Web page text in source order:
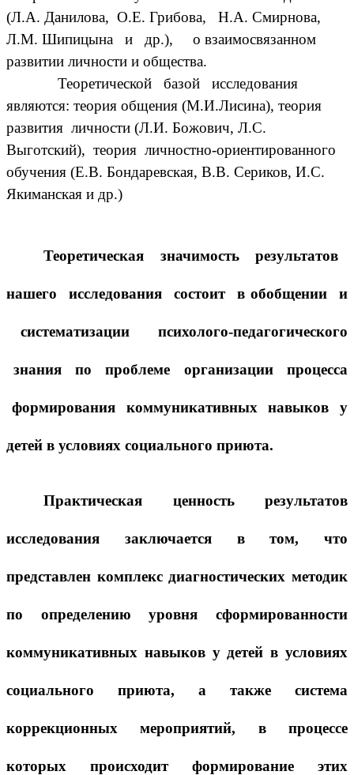
(Л.А. Данилова, О.Е. Грибова, Н.А. Смирнова,
Л.М. Шипицына и др.), о взаимосвязанном
развитии личности и общества.
Теоретической базой исследования
являются: теория общения (М.И.Лисина), теория
развития личности (Л.И. Божович, Л.С.
Выготский), теория личностно-ориентированного
обучения (Е.В. Бондаревская, В.В. Сериков, И.С.
Якиманская и др.)
Теоретическая значимость результатов
нашего исследования состоит в обобщении и
систематизации психолого-педагогического
знания по проблеме организации процесса
формирования коммуникативных навыков у
детей в условиях социального приюта.
Практическая ценность результатов
исследования заключается в том, что
представлен комплекс диагностических методик
по определению уровня сформированности
коммуникативных навыков у детей в условиях
социального приюта, а также система
коррекционных мероприятий, в процессе
которых происходит формирование этих